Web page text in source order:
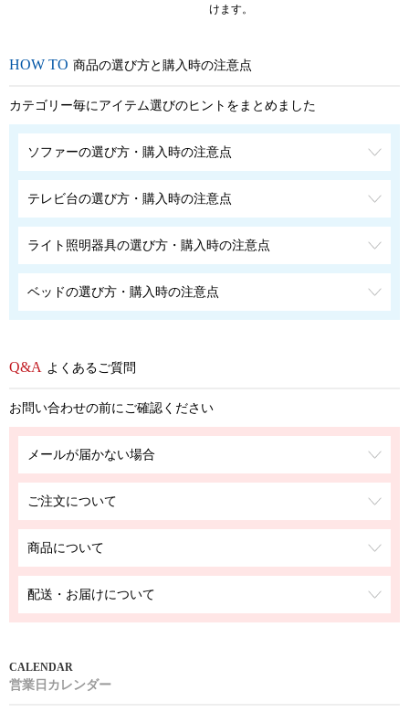
けます。
商品の選び方と購入時の注意点
カテゴリー毎にアイテム選びのヒントをまとめました
ソファーの選び方・購入時の注意点
テレビ台の選び方・購入時の注意点
ライト照明器具の選び方・購入時の注意点
ベッドの選び方・購入時の注意点
よくあるご質問
お問い合わせの前にご確認ください
メールが届かない場合
ご注文について
商品について
配送・お届けについて
営業日カレンダー